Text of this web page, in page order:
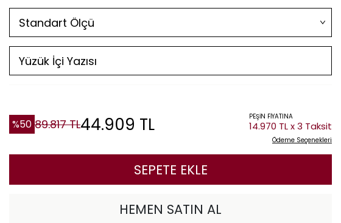
%50 89.817TL44.909 TL PEŞİN FİYATINA
14.970 TL x 3 Taksit
Ödeme Seçenekleri
SEPETE EKLE
HEMEN SATIN AL